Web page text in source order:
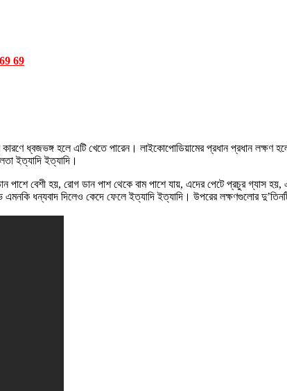
69
ধ্বজভঙ্গ হলে এটি খেতে পারেন। লাইকোপোডিয়ামের প্রধান প্রধান লক্ষণ
ইত্যাদি ইত্যাদি।
বেশী হয়, রোগ ডান পাশ থেকে বাম পাশে যায়, এদের পেটে প্রচুর গ্যাস
ধন্যবাদ দিলেও কেদে ফেলে ইত্যাদি ইত্যাদি। উপরের লক্ষণগুলোর